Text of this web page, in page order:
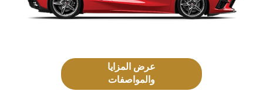
عرض المزايا
والمواصفات